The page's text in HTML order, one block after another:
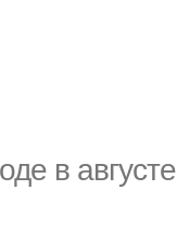
в августе